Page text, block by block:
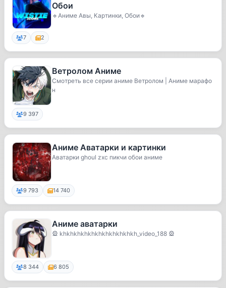
Обои
🔹Аниме Авы, Картинки, Обои🔹
7 2
Ветролом Аниме
Смотреть все серии аниме Ветролом | Аниме марафо
н
9 397
Аниме Аватарки и картинки
Аватарки ghoul zxc пикчи обои аниме
9 793 14 740
Аниме аватарки
🎡 khkhkhkhkhkhkhkhkhkhkh_video_188 🎡
8 344 6 805